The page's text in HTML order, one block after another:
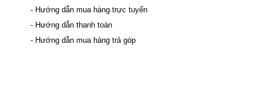
- Hướng dẫn mua hàng trực tuyến
- Hướng dẫn thanh toán
- Hướng dẫn mua hàng trả góp